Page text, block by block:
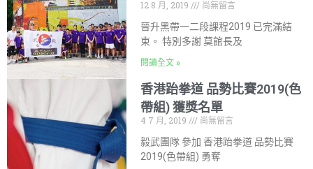
12 8 月, 2019
尚無留言
晉升黑帶一二段課程2019 已完滿結
束。 特別多謝 莫館長及
閱讀全文 »
香港跆拳道 品勢比賽2019(色
帶組) 獲獎名單
4 7 月, 2019
尚無留言
毅武團隊 參加 香港跆拳道 品勢比賽
2019(色帶組) 勇奪